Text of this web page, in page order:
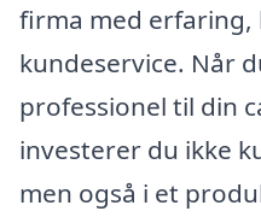
firma med erfaring,
kundeservice. Når
professionel til din
investerer du ikke
men også i et